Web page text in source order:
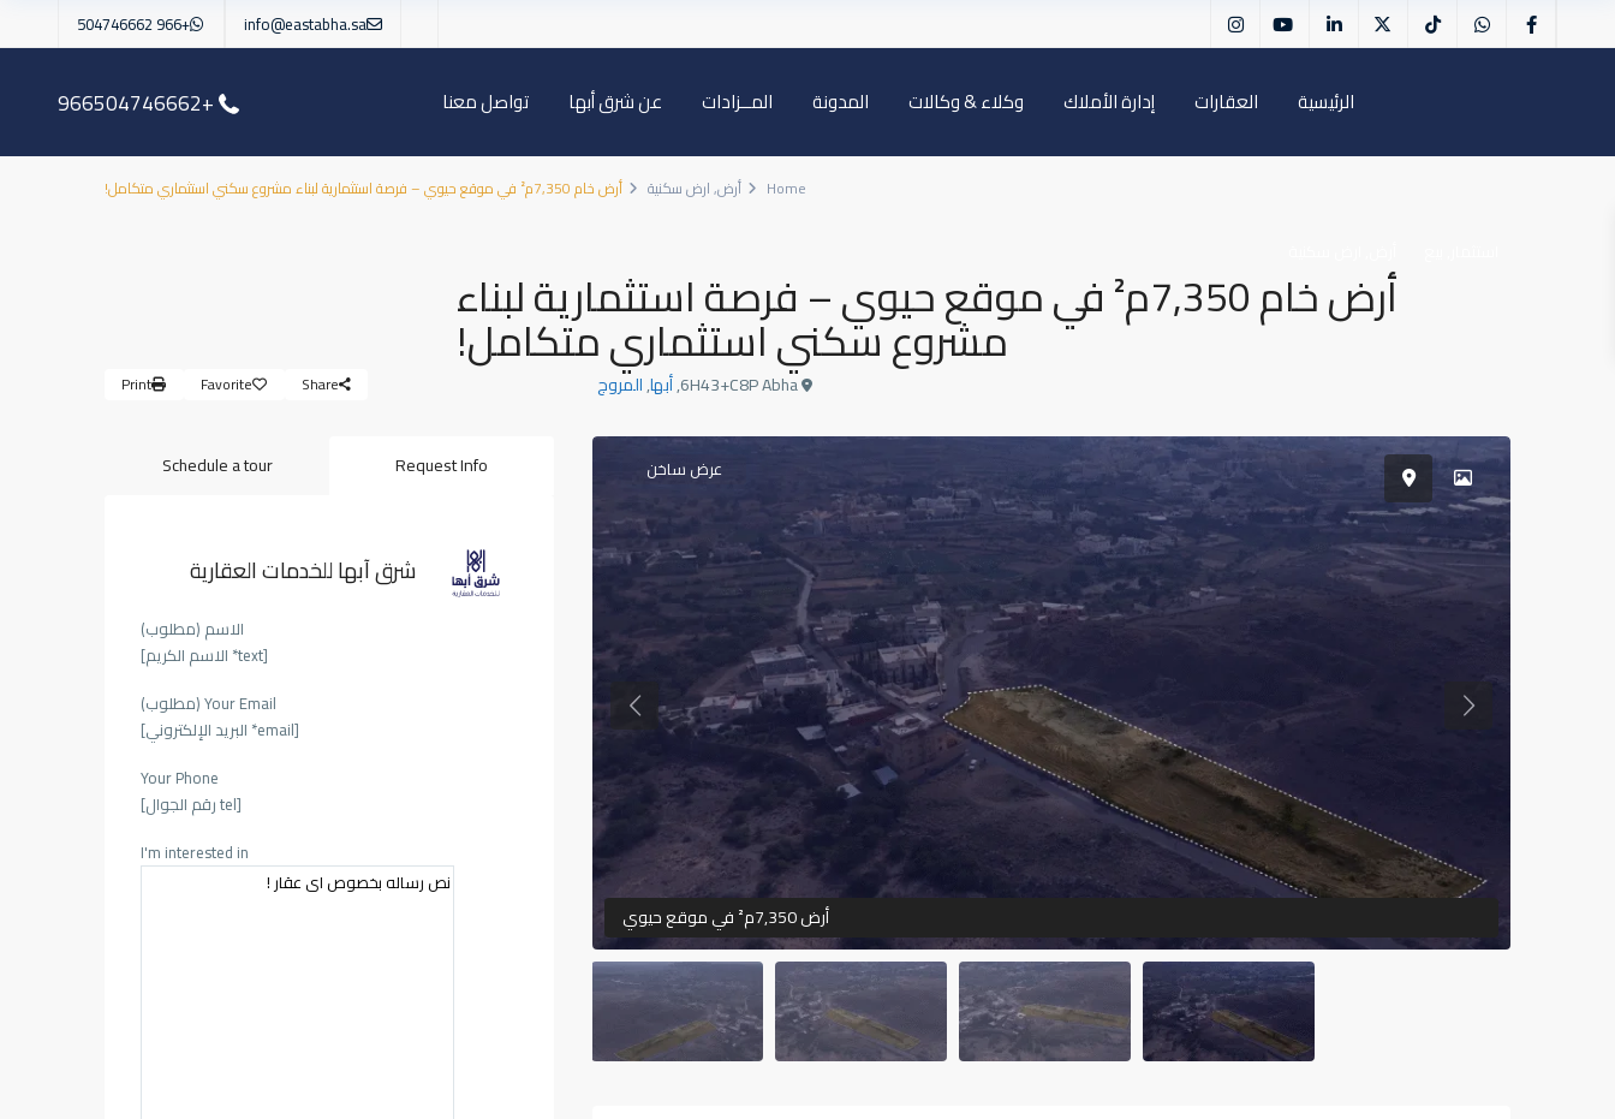
info@eastabha.sa
+966 504746662
الرئيسية العقارات إدارة الأملاك وكلاء & وكالات المدونة المــزادات عن شرق أبها تواصل معنا +966504746662
Home أرض,ارض سكنية أرض خام 7,350م² في موقع حيوي – فرصة استثمارية لبناء مشروع سكني استثماري متكامل!
أرض خام 7,350م² في موقع حيوي – فرصة استثمارية لبناء
مشروع سكني استثماري متكامل!
6H43+C8P Abha, أبها,المروج Share
Favorite
Print
عرض ساخن
أرض 7,350م² في موقع حيوي
Previous Previous
Request Info
Schedule a tour
شرق آبها للخدمات العقارية
الاسم (مطلوب)
[text* الاسم الكريم]
Your Email (مطلوب)
[email* البريد الإلكتروني]
Your Phone
[tel رقم الجوال]
I'm interested in